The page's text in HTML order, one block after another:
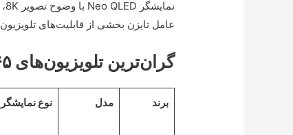
عامل تایزن بخشی از قابلیت‌های تلویزیون QN800B سامسونگ به‌شمار می‌رود.
گران‌ترین تلویزیون‌های ۶۵ اینچ بازار
برند مدل نوع نمایشگر